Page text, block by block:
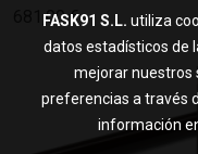
681,00 €
FASK91 S.L. utiliza
datos estadísticos de
mejorar nuestros
preferencias a través
información